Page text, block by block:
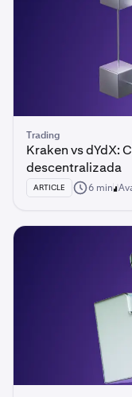
Trading
Kraken vs dYdX:
descentralizada
ARTICLE 6 min